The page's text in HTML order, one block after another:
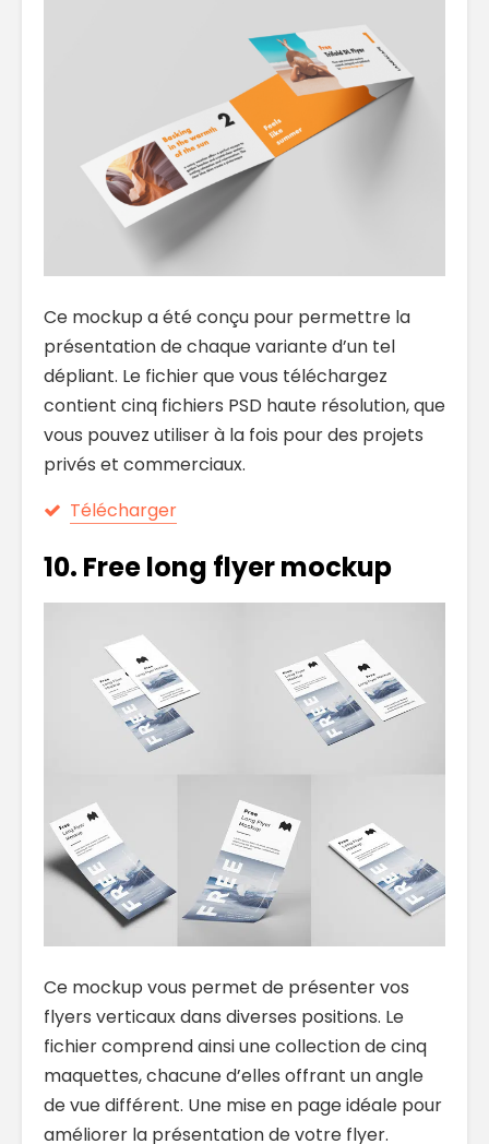
Ce mockup a été conçu pour permettre la
présentation de chaque variante d’un tel
dépliant. Le fichier que vous téléchargez
contient cinq fichiers PSD haute résolution, que
vous pouvez utiliser à la fois pour des projets
privés et commerciaux.
Télécharger
10. Free long flyer mockup
Ce mockup vous permet de présenter vos
flyers verticaux dans diverses positions. Le
fichier comprend ainsi une collection de cinq
maquettes, chacune d’elles offrant un angle
de vue différent. Une mise en page idéale pour
améliorer la présentation de votre flyer.